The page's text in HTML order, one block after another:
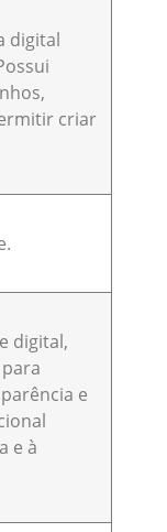
digital
criar
digital,
e
e à